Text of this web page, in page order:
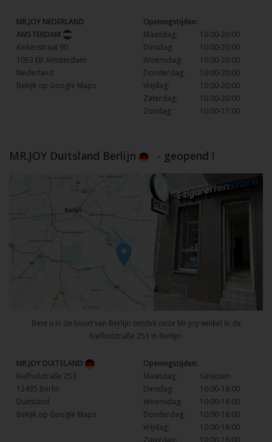
MR.JOY NEDERLAND
AMSTERDAM
Kinkerstraat 90
1053 EB Amsterdam
Nederland
Bekijk op Google Maps
Openingstijden:
Maandag:
10:00-20:00
Dinsdag:
10:00-20:00
Woensdag:
10:00-20:00
Donderdag:
10:00-20:00
Vrijdag:
10:00-20:00
Zaterdag:
10:00-20:00
Zondag:
10:00-17:00
MR.JOY Duitsland Berlijn - geopend !
Bent u in de buurt van Berlijn ontdek onze Mr-joy winkel in de
Kiefholztraße 253 in Berlijn.
MR.JOY DUITSLAND
Kiefholztraße 253
12435 Berlin
Duitsland
Bekijk op Google Maps
Openingstijden:
Maandag:
Gesloten
Dinsdag:
10:00-18:00
Woensdag:
10:00-18:00
Donderdag:
10:00-18:00
Vrijdag:
10:00-18:00
Zaterdag:
10:00-18:00